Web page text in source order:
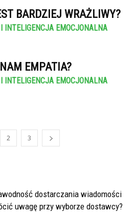
BARDZIEJ WRAŻLIWY?
INTELIGENCJA EMOCJONALNA
EMPATIA?
INTELIGENCJA EMOCJONALNA
2 3
dostarczania wiadomości
uwagę przy wyborze dostawcy?